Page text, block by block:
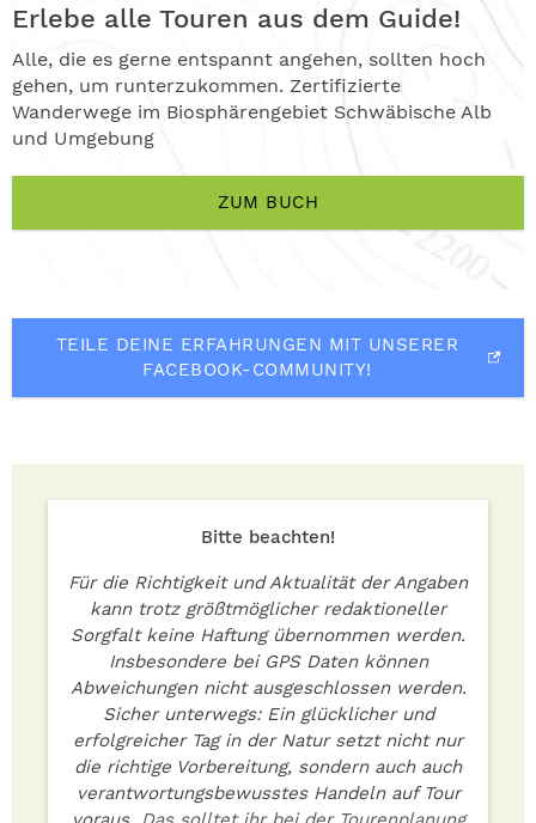
Erlebe alle Touren aus dem Guide!
Alle, die es gerne entspannt angehen, sollten hoch
gehen, um runterzukommen. Zertifizierte
Wanderwege im Biosphärengebiet Schwäbische Alb
und Umgebung
ZUM BUCH
TEILE DEINE ERFAHRUNGEN MIT UNSERER
FACEBOOK-COMMUNITY!
Bitte beachten!
Für die Richtigkeit und Aktualität der Angaben
kann trotz größtmöglicher redaktioneller
Sorgfalt keine Haftung übernommen werden.
Insbesondere bei GPS Daten können
Abweichungen nicht ausgeschlossen werden.
Sicher unterwegs: Ein glücklicher und
erfolgreicher Tag in der Natur setzt nicht nur
die richtige Vorbereitung, sondern auch auch
verantwortungsbewusstes Handeln auf Tour